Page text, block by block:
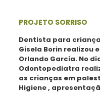
PROJETO SORRISO
Dentista para
Gisela Borin realizou
Orlando Garcia. No
Odontopediatra
as crianças em
Higiene ,